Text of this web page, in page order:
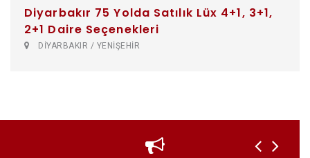
Diyarbakır 75 Yolda Satılık Lüx 4+1, 3+1,
2+1 Daire Seçenekleri
DİYARBAKIR / YENİŞEHİR